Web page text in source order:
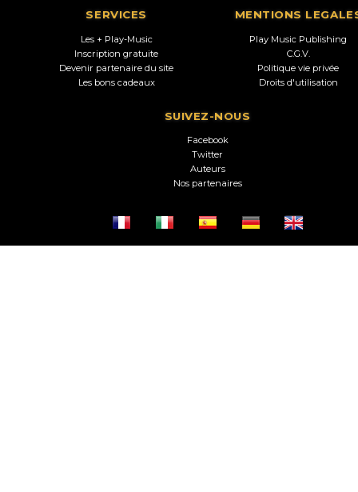
SERVICES
Les + Play-Music
Inscription gratuite
Devenir partenaire du site
Les bons cadeaux
MENTIONS
Play Music Publishing
C.G.V.
Politique vie privée
Droits d'utilisation
SUIVEZ-NOUS
Facebook
Twitter
Auteurs
Nos partenaires